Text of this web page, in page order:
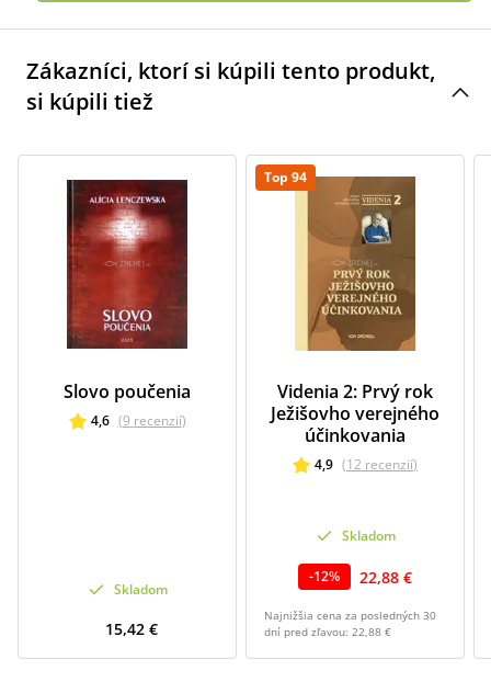
Zákazníci, ktorí si kúpili tento produkt,
si kúpili tiež
Slovo poučenia
4,6 (9 recenzií)
Skladom
15,42 €
Top 94
Videnia 2: Prvý rok
Ježišovho verejného
účinkovania
4,9 (12 recenzií)
Skladom
-12% 22,88 €
Najnižšia cena za posledných 30
dní pred zľavou: 22,88 €